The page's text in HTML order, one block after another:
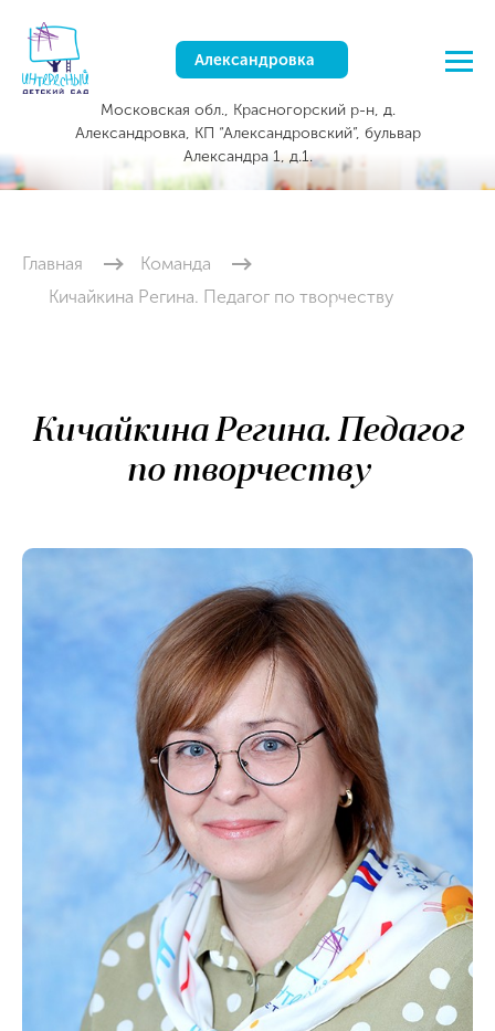
Александровка
Московская обл., Красногорский р-н, д.
Александровка, КП “Александровский”, бульвар
Александра 1, д.1.
Главная
Команда
Кичайкина Регина. Педагог по творчеству
Кичайкина Регина. Педагог
по творчеству